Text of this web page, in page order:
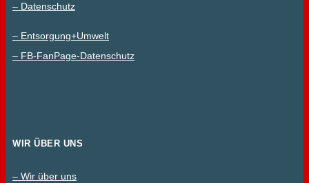
– Datenschutz
– Entsorgung+Umwelt
– FB-FanPage-Datenschutz
WIR ÜBER UNS
– Wir über uns